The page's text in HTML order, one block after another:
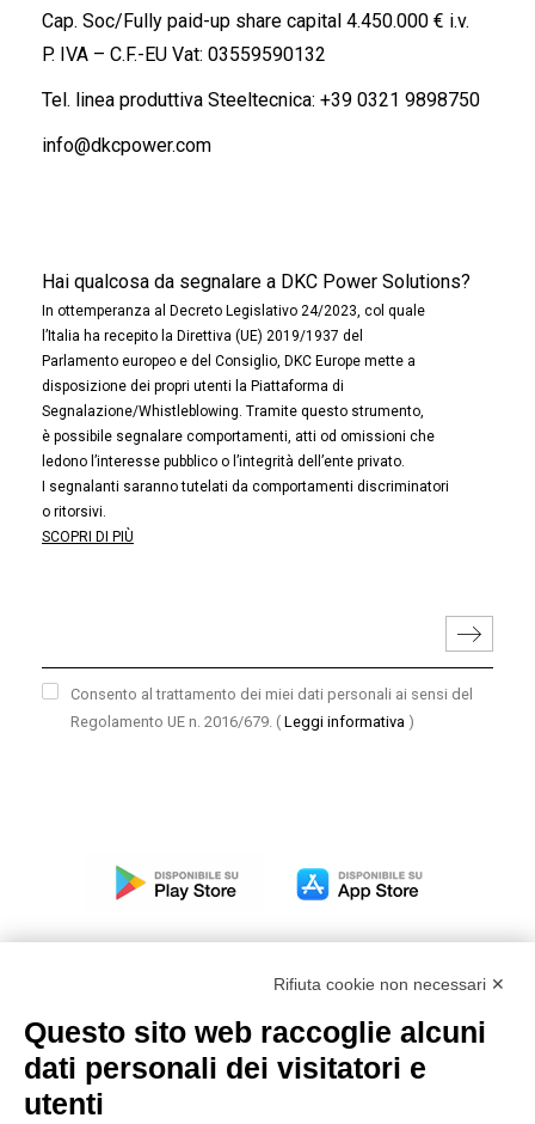
Cap. Soc/Fully paid-up share capital 4.450.000 € i.v.
P. IVA – C.F.-EU Vat: 03559590132
Tel. linea produttiva Steeltecnica: +39 0321 9898750
info@dkcpower.com
Hai qualcosa da segnalare a DKC Power Solutions?
In ottemperanza al Decreto Legislativo 24/2023, col quale
l’Italia ha recepito la Direttiva (UE) 2019/1937 del
Parlamento europeo e del Consiglio, DKC Europe mette a
disposizione dei propri utenti la Piattaforma di
Segnalazione/Whistleblowing. Tramite questo strumento,
è possibile segnalare comportamenti, atti od omissioni che
ledono l’interesse pubblico o l’integrità dell’ente privato.
I segnalanti saranno tutelati da comportamenti discriminatori
o ritorsivi.
SCOPRI DI PIÙ
Consento al trattamento dei miei dati personali ai sensi del
Regolamento UE n. 2016/679. ( Leggi informativa )
Modello organizzativo, gestione e controllo – D. lgs.
231/2001
Rifiuta cookie non necessari ✕
Questo sito web raccoglie alcuni
dati personali dei visitatori e
utenti